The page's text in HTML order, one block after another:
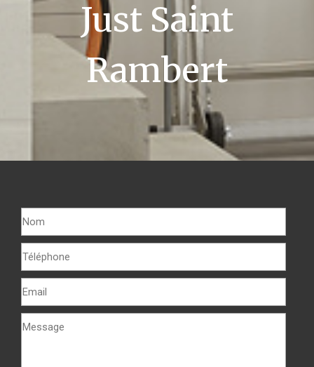
Just Saint
Rambert